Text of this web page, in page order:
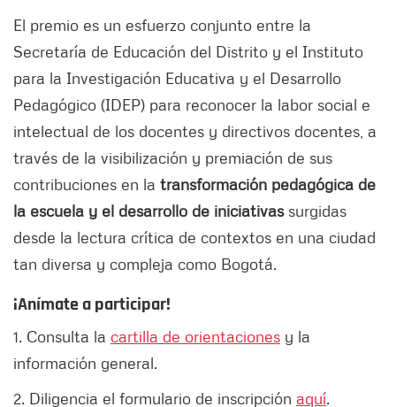
El premio es un esfuerzo conjunto entre la
Secretaría de Educación del Distrito y el Instituto
para la Investigación Educativa y el Desarrollo
Pedagógico (IDEP) para reconocer la labor social e
intelectual de los docentes y directivos docentes, a
través de la visibilización y premiación de sus
contribuciones en la transformación pedagógica de
la escuela y el desarrollo de iniciativassurgidas
desde la lectura crítica de contextos en una ciudad
tan diversa y compleja como Bogotá.
¡Anímate a participar!
1. Consulta la cartilla de orientaciones y la
información general.
2. Diligencia el formulario de inscripción aquí.